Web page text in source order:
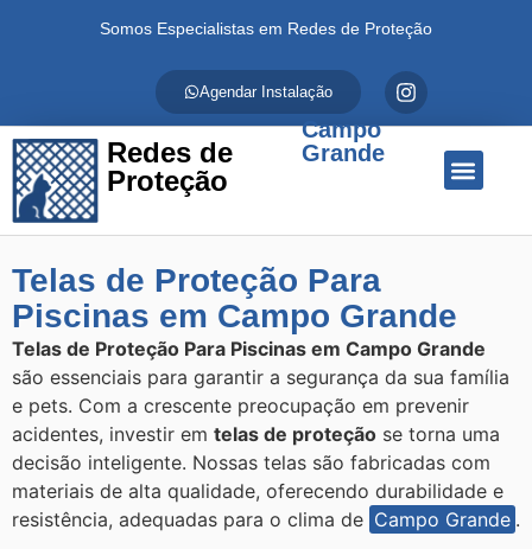
Somos Especialistas em Redes de Proteção
Agendar Instalação
Redes de
Proteção
Campo
Grande
Telas de Proteção Para
Piscinas em Campo Grande
Telas de Proteção Para Piscinas em Campo Grande
são essenciais para garantir a segurança da sua família
e pets. Com a crescente preocupação em prevenir
acidentes, investir em telas de proteção se torna uma
decisão inteligente. Nossas telas são fabricadas com
materiais de alta qualidade, oferecendo durabilidade e
resistência, adequadas para o clima de Campo Grande .